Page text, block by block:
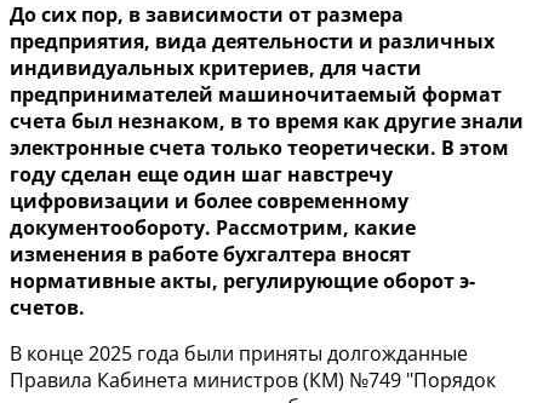
До сих пор, в зависимости от размера
предприятия, вида деятельности и различных
индивидуальных критериев, для части
предпринимателей машиночитаемый формат
счета был незнаком, в то время как другие знали
электронные счета только теоретически. В этом
году сделан еще один шаг навстречу
цифровизации и более современному
документообороту. Рассмотрим, какие
изменения в работе бухгалтера вносят
нормативные акты, регулирующие оборот э-
счетов.
В конце 2025 года были приняты долгожданные
Правила Кабинета министров (КМ) №749 "Порядок